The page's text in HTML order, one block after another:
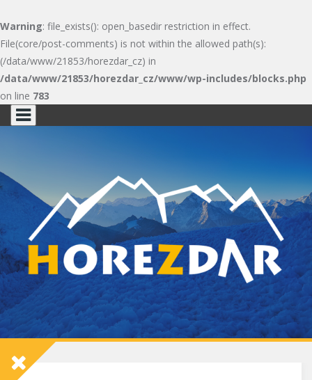
Warning: file_exists(): open_basedir restriction in effect.
File(core/post-comments) is not within the allowed path(s):
(/data/www/21853/horezdar_cz) in
/data/www/21853/horezdar_cz/www/wp-includes/blocks.php
on line 783
Skip
to